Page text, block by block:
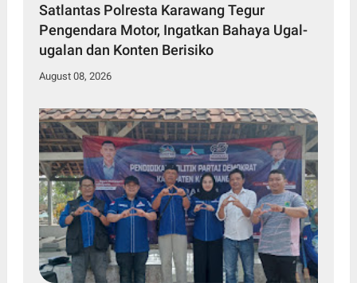
Satlantas Polresta Karawang Tegur
Pengendara Motor, Ingatkan Bahaya Ugal-
ugalan dan Konten Berisiko
August 08, 2026